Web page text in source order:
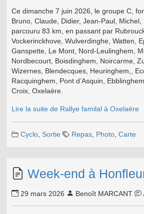
Ce dimanche 7 juin 2026, le groupe C,
Bruno, Claude, Didier, Jean-Paul,
parcouru 83 km, en passant par
Vockerinckhove, Wulverdinghe, Watten,
Ganspette, Le Mont, Nord-Leulinghem,
Nordbecourt, Boisdinghem, Noircarme,
Wizernes, Blendecques, Heuringhem,,
Racquinghem, Pont d’Asquin,
Croix, Oxelaëre.
Lire la suite de Rallye familal à Oxelaëre
Cyclo Sortie Repas Photo Carte
Week-end à
29 mars 2026 Benoît MARCANT